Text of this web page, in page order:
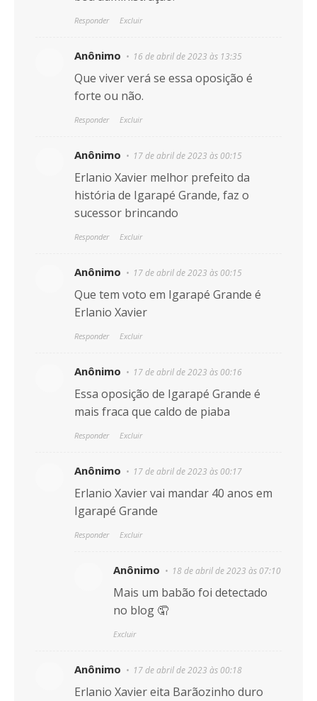
Responder Excluir
Anônimo 16 de abril de 2023 às 13:35
Que viver verá se essa oposição é
forte ou não.
Responder Excluir
Anônimo 17 de abril de 2023 às 00:15
Erlanio Xavier melhor prefeito da
história de Igarapé Grande, faz o
sucessor brincando
Responder Excluir
Anônimo 17 de abril de 2023 às 00:15
Que tem voto em Igarapé Grande é
Erlanio Xavier
Responder Excluir
Anônimo 17 de abril de 2023 às 00:16
Essa oposição de Igarapé Grande é
mais fraca que caldo de piaba
Responder Excluir
Anônimo 17 de abril de 2023 às 00:17
Erlanio Xavier vai mandar 40 anos em
Igarapé Grande
Responder Excluir
Anônimo 18 de abril de 2023 às 07:10
Mais um babão foi detectado
no blog 🤦
Excluir
Anônimo 17 de abril de 2023 às 00:18
Erlanio Xavier eita Barãozinho duro